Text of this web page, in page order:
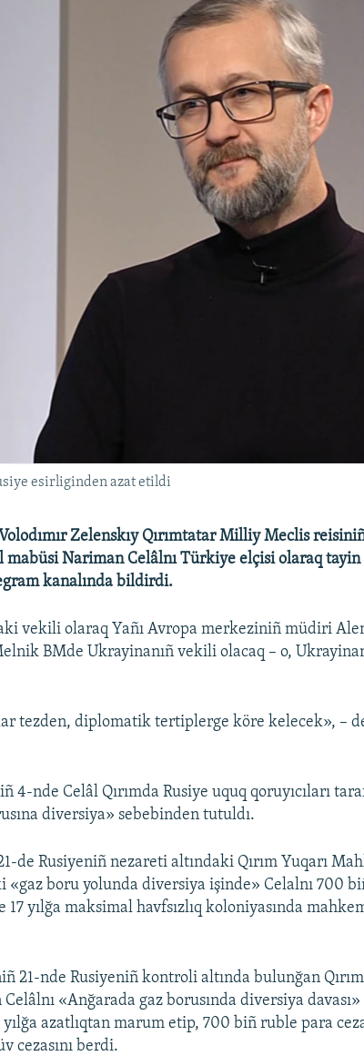
esirliginden azat etildi
Zelenskıy Qırımtatar Milliy Meclis
mabüsi Nariman Celâlnı Türkiye elçisi olaraq
kanalında bildirdi.
vekili olaraq Yañı Avropa merkeziniñ müdiri
BMde Ukrayinanıñ vekili olacaq – o,
tezden, diplomatik tertiplerge köre kelecek», –
4-nde Celâl Qırımda Rusiye uquq qoruyıcıları
diversiya» sebebinden tutuldı.
de Rusiyeniñ nezareti altındaki Qırım Yuqarı
«gaz boru yolunda diversiya işinde» Celalnı 700
yılğa maksimal havfsızlıq koloniyasında
21-nde Rusiyeniñ kontroli altında bulunğan
«Anğarada gaz borusında diversiya
azatlıqtan marum etip, 700 biñ ruble para
cezasını berdi.